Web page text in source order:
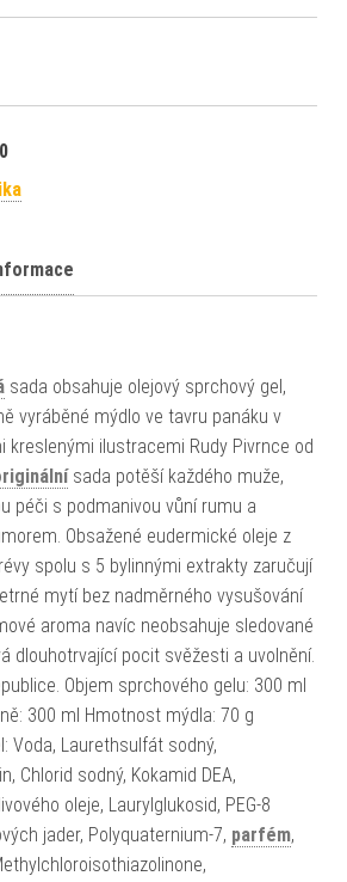
sada obsahuje olejový sprchový gel,
vyráběné mýdlo ve tavru panáku v
kreslenými ilustracemi Rudy Pivrnce od
sada potěší každého muže,
péči s podmanivou vůní rumu a
Obsažené eudermické oleje z
spolu s 5 bylinnými extrakty zaručují
mytí bez nadměrného vysušování
aroma navíc neobsahuje sledované
dlouhotrvající pocit svěžesti a uvolnění.
Objem sprchového gelu: 300 ml
300 ml Hmotnost mýdla: 70 g
Voda, Laurethsulfát sodný,
Chlorid sodný, Kokamid DEA,
oleje, Laurylglukosid, PEG-8
jader, Polyquaternium-7, parfém,